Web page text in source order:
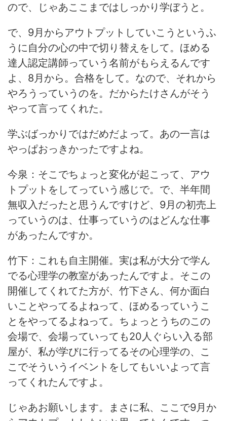
ので、じゃあここまではしっかり学ぼうと。
で、9月からアウトプットしていこうというふ
うに自分の心の中で切り替えをして。ほめる
達人認定講師っていう名前がもらえるんです
よ、8月から。合格をして。なので、それから
やろうっていうのを。だからたけさんがそう
やって言ってくれた。
学ぶばっかりではだめだよって。あの一言は
やっぱおっきかったですよね。
今泉：そこでちょっと変化が起こって、アウ
トプットをしてっていう感じで。で、半年間
無収入だったと思うんですけど、9月の初売上
っていうのは、仕事っていうのはどんな仕事
があったんですか。
竹下：これも自主開催。実は私が大分で学ん
でる心理学の教室があったんですよ。そこの
開催してくれてた方が、竹下さん、何か面白
いことやってるよねって、ほめるっていうこ
とをやってるよねって。ちょっとうちのこの
会場で、会場っていっても20人ぐらい入る部
屋が、私が学びに行ってるその心理学の、こ
こでそういうイベントをしてもいいよって言
ってくれたんですよ。
じゃあお願いします。まさに私、ここで9月か